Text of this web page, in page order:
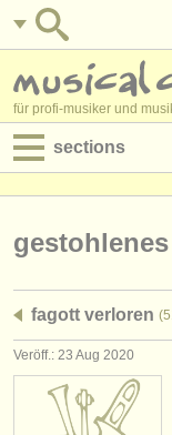
für profi-musiker und
sections
jobs -
degree
kurse
fagott verloren
Veröff.: 23 Aug 2020